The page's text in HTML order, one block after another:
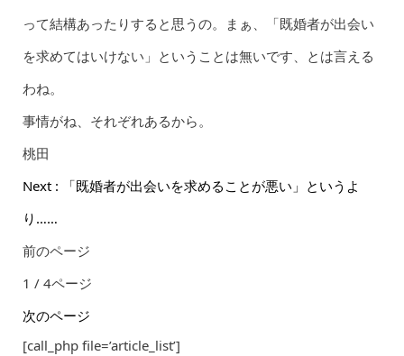
って結構あったりすると思うの。まぁ、
「既婚者が出会い
を求めてはいけない」ということは無いです、とは言える
わね。
事情がね、それぞれあるから。
桃田
Next : 「既婚者が出会いを求めることが悪い」というよ
り……
前のページ
1 / 4ページ
次のページ
[call_php file=’article_list’]